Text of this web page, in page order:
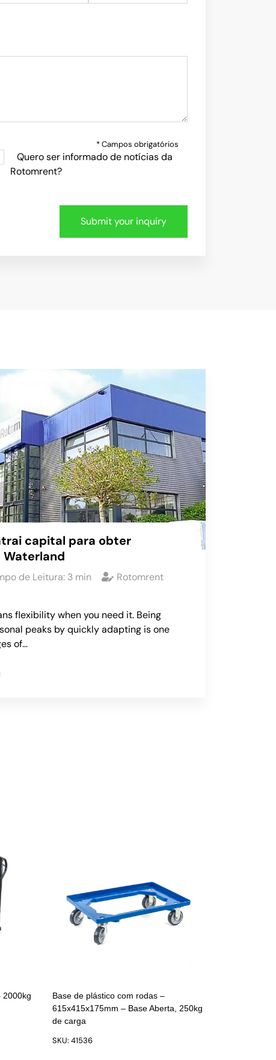
* Campos obrigatórios
Quero ser informado de notícias da
Rotomrent?
capital para obter
de Leitura: 3 min
Rotomrent
flexibility when you need it. Being
peaks by quickly adapting is one
of…
2000kg
Base de plástico com rodas –
615x415x175mm – Base Aberta, 250kg
de carga
SKU: 41536